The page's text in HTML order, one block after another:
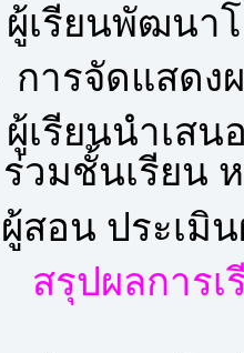
ผู้เรียนพัฒนา
การจัดแสด
ผู้เรียนนำเส
ร่วมชั้นเรียน
ผู้สอน ประเมิ
สรุปผลการ